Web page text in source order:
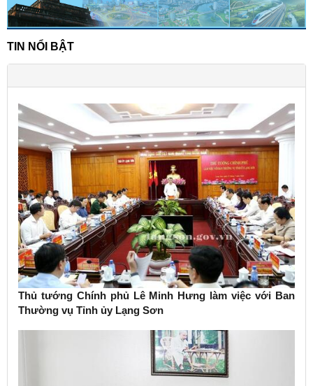
TIN NỔI BẬT
Thủ tướng Chính phủ Lê Minh Hưng làm việc với Ban
Thường vụ Tỉnh ủy Lạng Sơn